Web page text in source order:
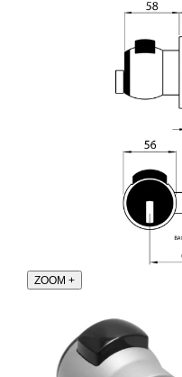
ZOOM +